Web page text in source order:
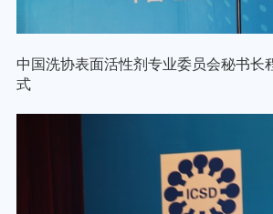
中国洗协表面活性剂专业委员会秘书长
式